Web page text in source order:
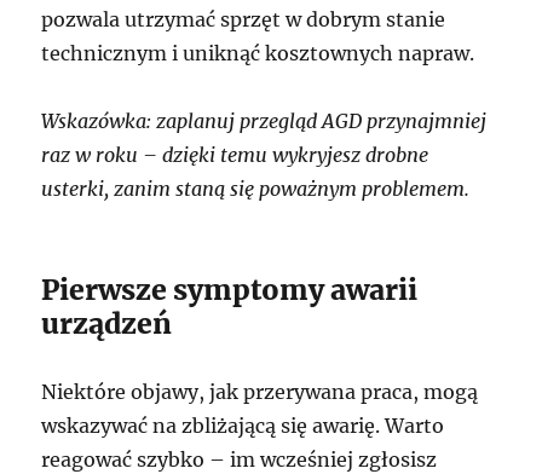
pozwala utrzymać sprzęt w dobrym stanie
technicznym i uniknąć kosztownych napraw.
Wskazówka: zaplanuj przegląd AGD przynajmniej
raz w roku – dzięki temu wykryjesz drobne
usterki, zanim staną się poważnym problemem.
Pierwsze symptomy awarii
urządzeń
Niektóre objawy, jak przerywana praca, mogą
wskazywać na zbliżającą się awarię. Warto
reagować szybko – im wcześniej zgłosisz